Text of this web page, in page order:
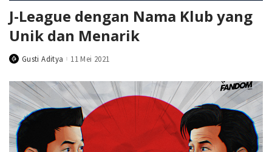
J-League dengan Nama Klub yang
Unik dan Menarik
PostedGusti Aditya 11 Mei 2021